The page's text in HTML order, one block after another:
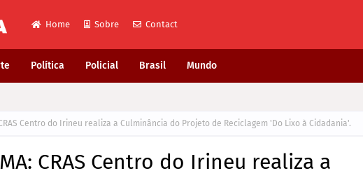
Home Sobre Contact
Política Policial Brasil Mundo
Centro do Irineu realiza a Culminância do Projeto de Reciclagem 'Do Lixo à Cidadania'.
CRAS Centro do Irineu realiza a